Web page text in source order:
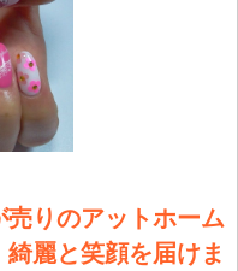
りのアットホーム
麗と笑顔を届けま